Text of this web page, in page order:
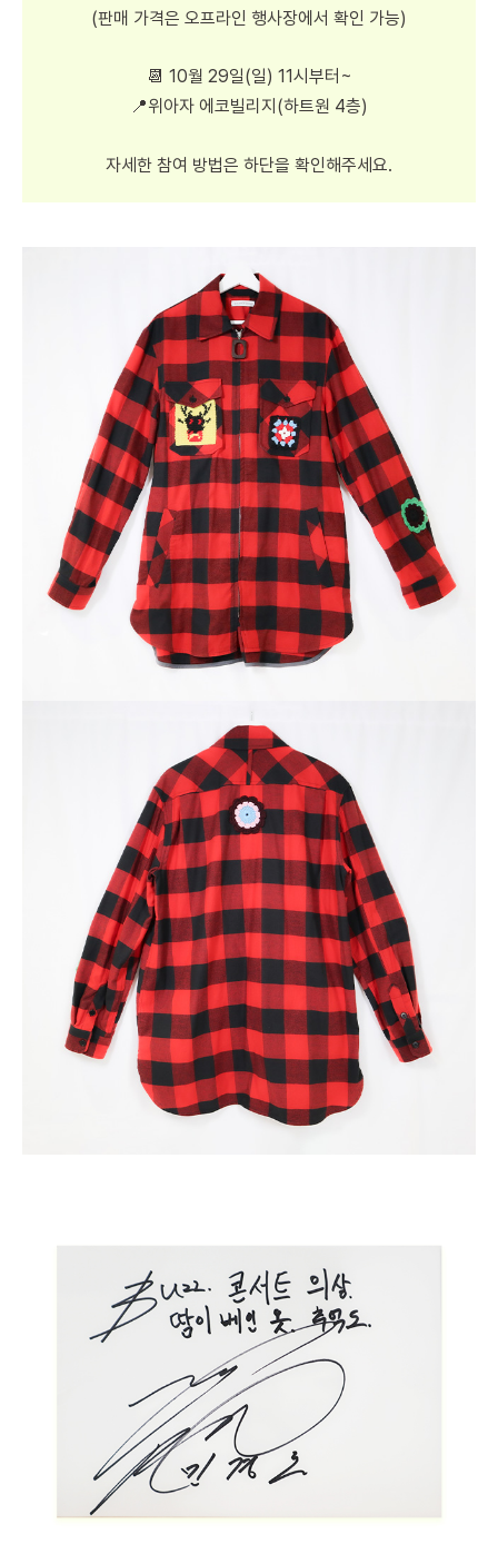
(판매 가격은 오프라인 행사장에서 확인 가능)
📆 10월 29일(일) 11시부터~
📍위아자 에코빌리지(하트원 4층)
자세한 참여 방법은 하단을 확인해주세요.